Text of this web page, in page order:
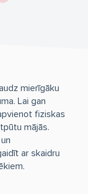
mierīgāku
Lai gan
fiziskas
mājās.
ar skaidru